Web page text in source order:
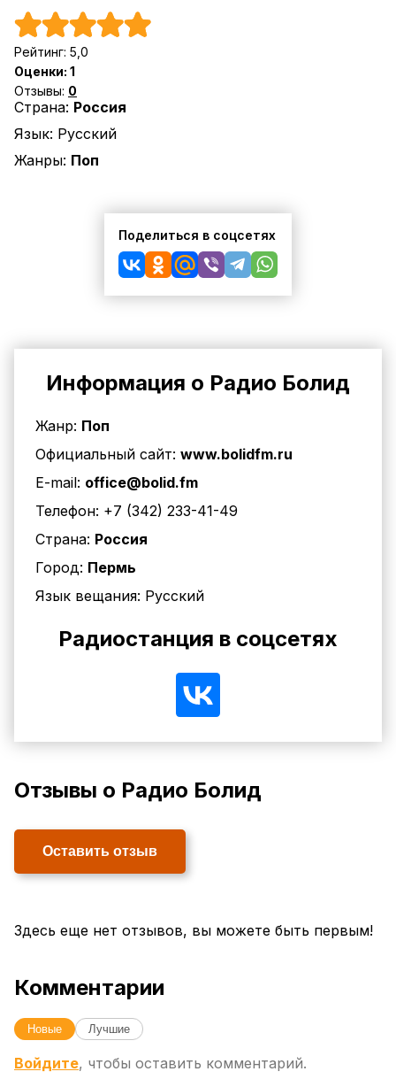
Рейтинг: 5,0
Оценки: 1
Отзывы: 0
Страна: Россия
Язык: Русский
Жанры: Поп
Поделиться в соцсетях
Информация о Радио Болид
Жанр: Поп
Официальный сайт: www.bolidfm.ru
E-mail: office@bolid.fm
Телефон: +7 (342) 233-41-49
Страна: Россия
Город: Пермь
Язык вещания: Русский
Радиостанция в соцсетях
Отзывы о Радио Болид
Оставить отзыв
Здесь еще нет отзывов, вы можете быть первым!
Комментарии
Новые Лучшие
Войдите, чтобы оставить комментарий.